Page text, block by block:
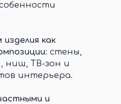
как
: стены,
ниш, ТВ-зон и
интерьера.
и